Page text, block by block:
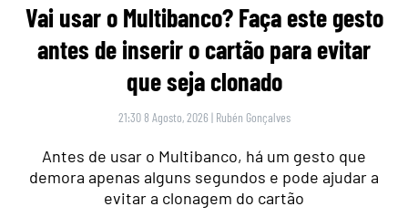
Vai usar o Multibanco? Faça este gesto
antes de inserir o cartão para evitar
que seja clonado
21:30 8 Agosto, 2026 | Rubén Gonçalves
Antes de usar o Multibanco, há um gesto que
demora apenas alguns segundos e pode ajudar a
evitar a clonagem do cartão